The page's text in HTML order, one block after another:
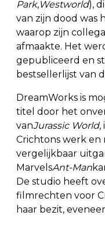
Park,Westworld),
van zijn dood was
waarop zijn
afmaakte. Het
gepubliceerd en
bestsellerlijst van
DreamWorks is
titel door het
vanJurassic World,
Crichtons werk
vergelijkbaar
MarvelsAnt-Man
De studio heeft
filmrechten voor
haar bezit,